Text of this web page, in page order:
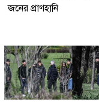
জনের প্রাণহানি